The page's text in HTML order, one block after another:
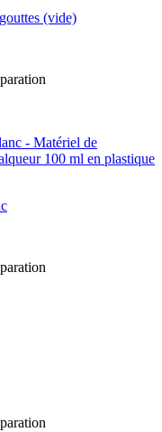
(vide)